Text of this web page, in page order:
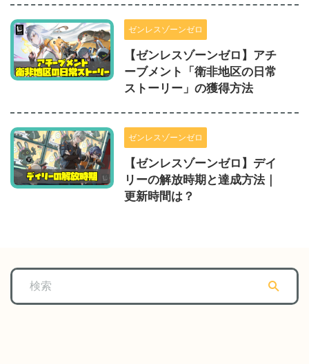
ゼンレスゾーンゼロ
【ゼンレスゾーンゼロ】アチ
ーブメント「衛非地区の日常
ストーリー」の獲得方法
ゼンレスゾーンゼロ
【ゼンレスゾーンゼロ】デイ
リーの解放時期と達成方法｜
更新時間は？